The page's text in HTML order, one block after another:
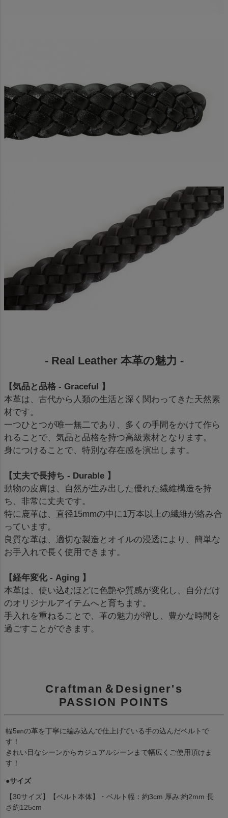
- Real Leather 本革の魅力 -
【気品と品格 - Graceful 】
本革は、古代から人類の生活と深く関わってきた天然素
材です。
一つひとつが唯一無二であり、多くの手間をかけて作ら
れることで、気品と品格を持つ高級素材となります。
身につけることで、特別な存在感を演出します。
【丈夫で長持ち - Durable 】
動物の皮膚は、自然が生み出した優れた繊維構造を持
ち、非常に丈夫です。
特に鹿革は、直径15mmの中に1万本以上の繊維が絡み合
っています。
良質な革は、適切な製造とオイルの浸透により、簡単な
お手入れで長く使用できます。
【経年変化 - Aging 】
本革は、使い込むほどに色艶や質感が変化し、自分だけ
のオリジナルアイテムへと育ちます。
手入れを重ねることで、革の魅力が増し、豊かな時間を
過ごすことができます。
Craftman＆Designer's
PASSION POINTS
幅5㎜の革を丁寧に編み込んで仕上げている手の込んだベルトで
す！
きれい目なシーンからカジュアルシーンまで幅広くご使用頂けま
す！
●サイズ
【30サイズ】【ベルト本体】・ベルト幅：約3cm 厚み:約2mm 長
さ約125cm